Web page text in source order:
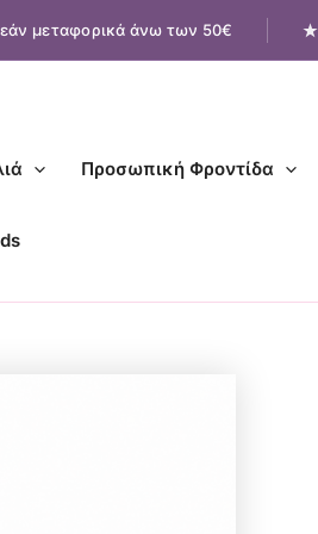
μεταφορικά άνω των 50€
Προσωπική Φροντίδα